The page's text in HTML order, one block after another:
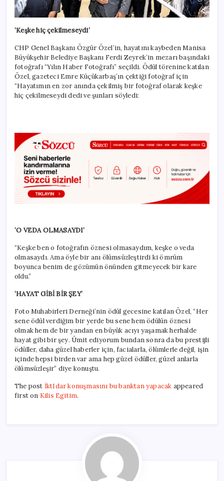
‘Keşke hiç çekilmeseydi’
CHP Genel Başkanı Özgür Özel’in, hayatını kaybeden Manisa
Büyükşehir Belediye Başkanı Ferdi Zeyrek’in mezarı başındaki
fotoğrafı “Yılın Haber Fotoğrafı” seçildi. Ödül törenine katılan
Özel, gazeteci Emre Küçükarbaş’ın çektiği fotoğraf için
“Hayatımın en zor anında çekilmiş bir fotoğraf olarak keşke
hiç çekilmeseydi dedi ve şunları söyledi:
‘O VEDA OLMASAYDI’
“Keşke ben o fotoğrafın öznesi olmasaydım, keşke o veda
olmasaydı. Ama öyle bir anı ölümsüzleştirdi ki ömrüm
boyunca benim de gözümün önünden gitmeyecek bir kare
oldu.”
‘HAYAT GİBİ BİR ŞEY’
Foto Muhabirleri Derneği’nin ödül gecesine katılan Özel, “Her
sene ödül verdiğim bir yerde bu sene hem ödülün öznesi
olmak hem de bir yandan en büyük acıyı yaşamak herhalde
hayat gibi bir şey. Ümit ediyorum bundan sonra da bu prestijli
ödüller, daha güzel haberler için, facialarla, ölümlerle değil, işin
içinde hepsi birden var ama hep güzel ödüller, güzel anlarla
ölümsüzleşir” diye konuştu.
The post İktIdar konuşmasını bu banktan yapacak appeared
first on Kilis Egitim.